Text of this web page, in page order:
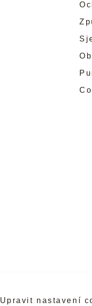
Upravit nastavení